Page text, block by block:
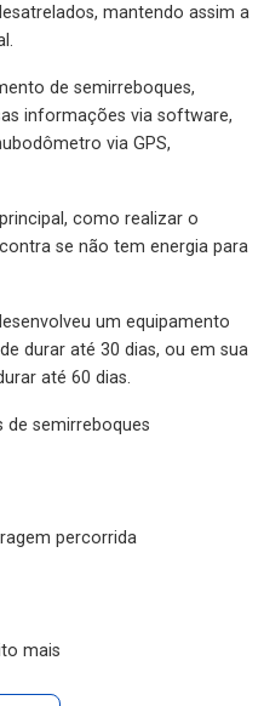
mantendo assim a
de semirreboques,
informações via software,
via GPS,
como realizar o
se não tem energia para
um equipamento
durar até 30 dias, ou em sua
até 60 dias.
semirreboques
percorrida
mais